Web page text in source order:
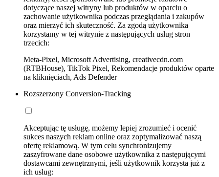
dotyczące naszej witryny lub produktów w oparciu o
zachowanie użytkownika podczas przeglądania i zakupów
oraz mierzyć ich skuteczność. Za zgodą użytkownika
korzystamy w tej witrynie z następujących usług stron
trzecich:
Meta-Pixel, Microsoft Advertising, creativecdn.com
(RTBHouse), TikTok Pixel, Rekomendacje produktów oparte
na kliknięciach, Ads Defender
Rozszerzony Conversion-Tracking
Akceptując tę usługę, możemy lepiej zrozumieć i ocenić
sukces naszych reklam online oraz zoptymalizować naszą
ofertę reklamową. W tym celu synchronizujemy
zaszyfrowane dane osobowe użytkownika z następującymi
dostawcami zewnętrznymi, jeśli użytkownik korzysta już z
ich usług: